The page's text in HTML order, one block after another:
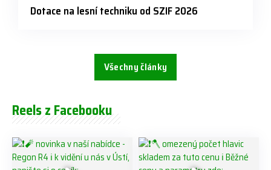
Dotace na lesní techniku od SZIF 2026
Všechny články
Reels z Facebooku